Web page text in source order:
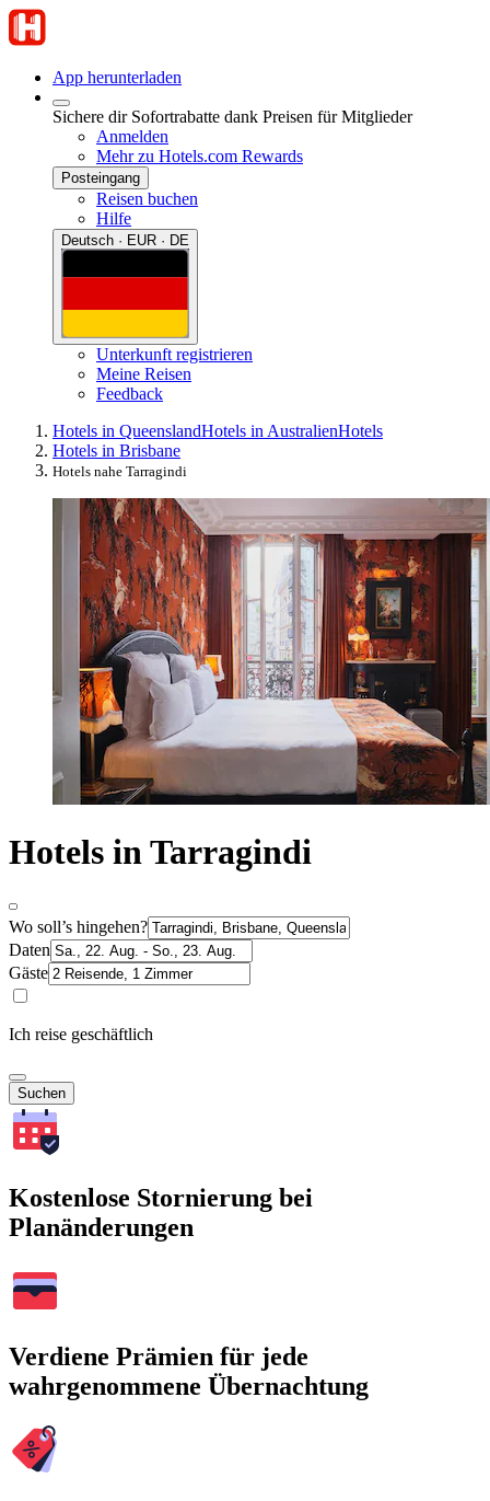
App herunterladen
Sichere dir Sofortrabatte dank Preisen für Mitglieder
Anmelden
Mehr zu Hotels.com Rewards
Posteingang
Reisen buchen
Hilfe
Deutsch · EUR · DE
Unterkunft registrieren
Meine Reisen
Feedback
Hotels in QueenslandHotels in AustralienHotels
Hotels in Brisbane
Hotels nahe Tarragindi
Hotels in Tarragindi
Wo soll’s hingehen?
Daten
Gäste
Ich reise geschäftlich
Suchen
Kostenlose Stornierung bei
Planänderungen
Verdiene Prämien für jede
wahrgenommene Übernachtung